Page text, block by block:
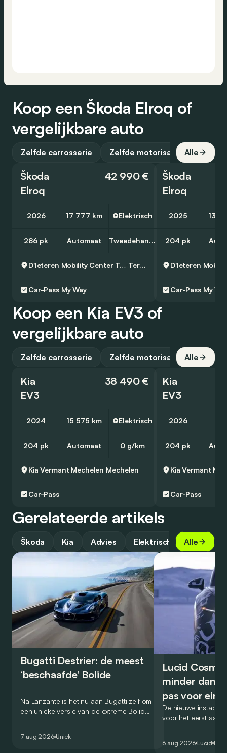
Koop een Škoda Elroq of
vergelijkbare auto
Zelfde carrosserie Zelfde motorisatie Alle
Škoda
Elroq
42 990 €
2026 17 777 km Elektrisch
286 pk Automaat Tweedehands
D'Ieteren Mobility Center Ternat Ternat
Car-Pass My Way
Škoda
Elroq
2025 13
204 pk
Car-Pass My
Koop een Kia EV3 of
vergelijkbare auto
Zelfde carrosserie Zelfde motorisatie Alle
Kia
EV3
38 490 €
2024 15 575 km Elektrisch
204 pk Automaat 0 g/km
Kia Vermant Mechelen Mechelen
Car-Pass
Kia
EV3
2026
204 pk
Kia Vermant
Car-Pass
Gerelateerde artikels
Škoda Kia Advies Elektrisch Alle
Bugatti Destrier: de meest
‘beschaafde’ Bolide
Na Lanzante is het nu aan Bugatti zelf om
een unieke versie van de extreme Bolide
7 aug 2026 Uniek
Lucid
minder dan
pas voor
De nieuwe instap-
voor het eerst
constructeur
6 aug 2026 Lucid